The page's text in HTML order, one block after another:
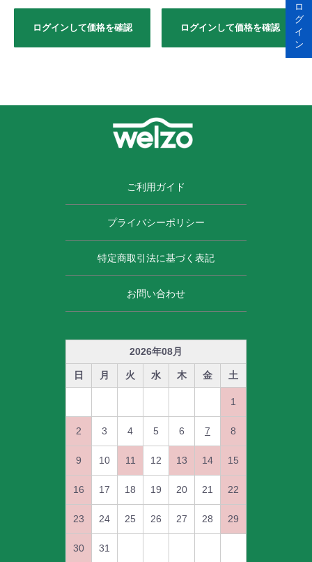
ログインして価格を確認 ログインして価格を確認
ご利用ガイド
プライバシーポリシー
特定商取引法に基づく表記
お問い合わせ
2026年08月
日 月 火 水 木 金 土
1
2 3 4 5 6 7 8
9 10 11 12 13 14 15
16 17 18 19 20 21 22
23 24 25 26 27 28 29
30 31
ロ
グ
イ
ン